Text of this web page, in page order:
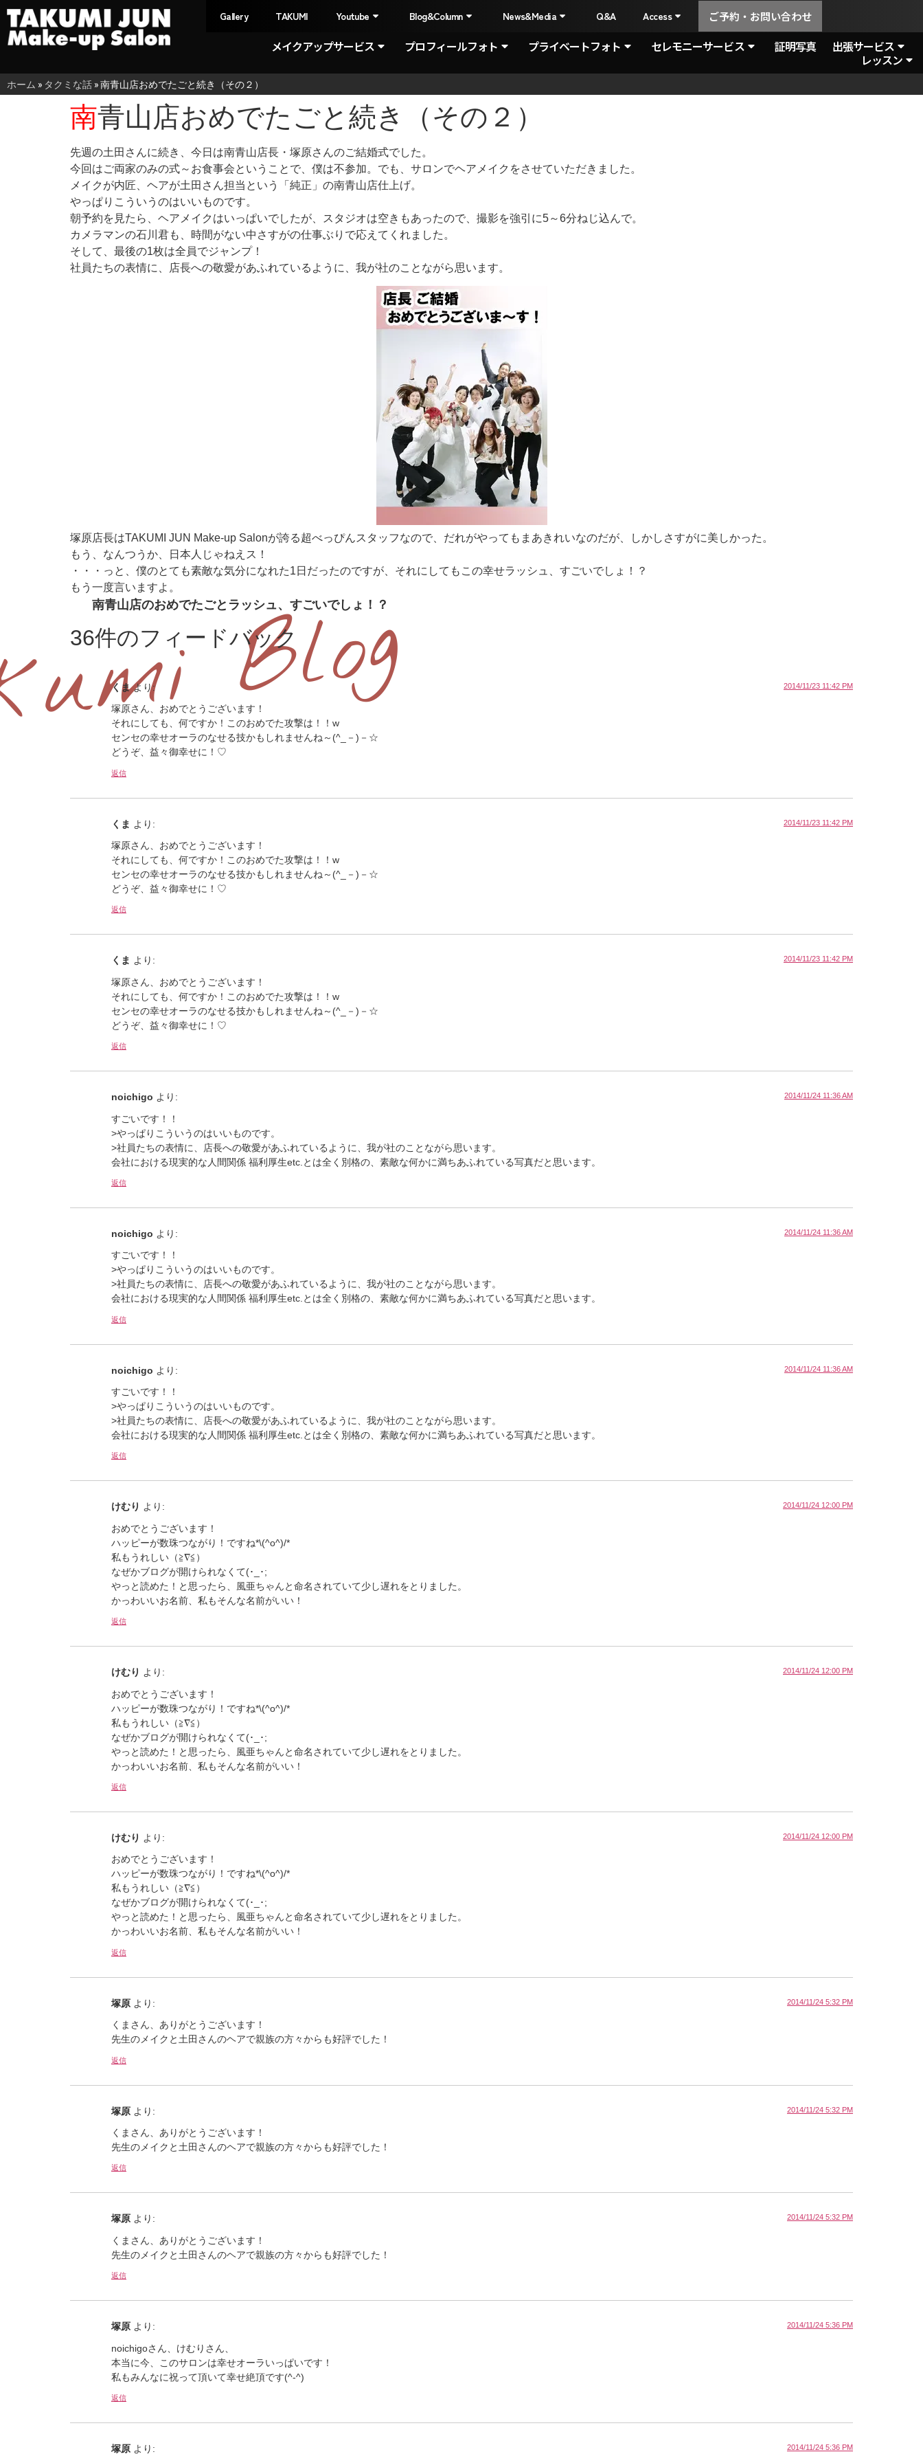
Gallery TAKUMI Youtube Blog&Column News&Media Q&A Access ご予約・お問い合わせ
メイクアップサービス プロフィールフォト プライベートフォト セレモニーサービス 証明写真
出張サービス
レッスン
ホーム » タクミな話 »南青山店おめでたごと続き（その２）
南青山店おめでたごと続き（その２）
先週の土田さんに続き、今日は南青山店長・塚原さんのご結婚式でした。
今回はご両家のみの式～お食事会ということで、僕は不参加。でも、サロンでヘアメイクをさせていただきました。
メイクが内匠、ヘアが土田さん担当という「純正」の南青山店仕上げ。
やっぱりこういうのはいいものです。
朝予約を見たら、ヘアメイクはいっぱいでしたが、スタジオは空きもあったので、撮影を強引に5～6分ねじ込んで。
カメラマンの石川君も、時間がない中さすがの仕事ぶりで応えてくれました。
そして、最後の1枚は全員でジャンプ！
社員たちの表情に、店長への敬愛があふれているように、我が社のことながら思います。
塚原店長はTAKUMI JUN Make-up Salonが誇る超べっぴんスタッフなので、だれがやってもまあきれいなのだが、しかしさすがに美しかった。
もう、なんつうか、日本人じゃねえス！
・・・っと、僕のとても素敵な気分になれた1日だったのですが、それにしてもこの幸せラッシュ、すごいでしょ！？
もう一度言いますよ。
南青山店のおめでたごとラッシュ、すごいでしょ！？
36件のフィードバック
くま より: 2014/11/23 11:42 PM
塚原さん、おめでとうございます！
それにしても、何ですか！このおめでた攻撃は！！w
センセの幸せオーラのなせる技かもしれませんね～(^_－)－☆
どうぞ、益々御幸せに！♡
返信
くま より: 2014/11/23 11:42 PM
塚原さん、おめでとうございます！
それにしても、何ですか！このおめでた攻撃は！！w
センセの幸せオーラのなせる技かもしれませんね～(^_－)－☆
どうぞ、益々御幸せに！♡
返信
くま より: 2014/11/23 11:42 PM
塚原さん、おめでとうございます！
それにしても、何ですか！このおめでた攻撃は！！w
センセの幸せオーラのなせる技かもしれませんね～(^_－)－☆
どうぞ、益々御幸せに！♡
返信
noichigo より: 2014/11/24 11:36 AM
すごいです！！
>やっぱりこういうのはいいものです。
>社員たちの表情に、店長への敬愛があふれているように、我が社のことながら思います。
会社における現実的な人間関係 福利厚生etc.とは全く別格の、素敵な何かに満ちあふれている写真だと思います。
返信
noichigo より: 2014/11/24 11:36 AM
すごいです！！
>やっぱりこういうのはいいものです。
>社員たちの表情に、店長への敬愛があふれているように、我が社のことながら思います。
会社における現実的な人間関係 福利厚生etc.とは全く別格の、素敵な何かに満ちあふれている写真だと思います。
返信
noichigo より: 2014/11/24 11:36 AM
すごいです！！
>やっぱりこういうのはいいものです。
>社員たちの表情に、店長への敬愛があふれているように、我が社のことながら思います。
会社における現実的な人間関係 福利厚生etc.とは全く別格の、素敵な何かに満ちあふれている写真だと思います。
返信
けむり より: 2014/11/24 12:00 PM
おめでとうございます！
ハッピーが数珠つながり！ですね*\(^o^)/*
私もうれしい（≧∇≦）
なぜかブログが開けられなくて(･_･;
やっと読めた！と思ったら、風亜ちゃんと命名されていて少し遅れをとりました。
かっわいいお名前、私もそんな名前がいい！
返信
けむり より: 2014/11/24 12:00 PM
おめでとうございます！
ハッピーが数珠つながり！ですね*\(^o^)/*
私もうれしい（≧∇≦）
なぜかブログが開けられなくて(･_･;
やっと読めた！と思ったら、風亜ちゃんと命名されていて少し遅れをとりました。
かっわいいお名前、私もそんな名前がいい！
返信
けむり より: 2014/11/24 12:00 PM
おめでとうございます！
ハッピーが数珠つながり！ですね*\(^o^)/*
私もうれしい（≧∇≦）
なぜかブログが開けられなくて(･_･;
やっと読めた！と思ったら、風亜ちゃんと命名されていて少し遅れをとりました。
かっわいいお名前、私もそんな名前がいい！
返信
塚原 より: 2014/11/24 5:32 PM
くまさん、ありがとうございます！
先生のメイクと土田さんのヘアで親族の方々からも好評でした！
返信
塚原 より: 2014/11/24 5:32 PM
くまさん、ありがとうございます！
先生のメイクと土田さんのヘアで親族の方々からも好評でした！
返信
塚原 より: 2014/11/24 5:32 PM
くまさん、ありがとうございます！
先生のメイクと土田さんのヘアで親族の方々からも好評でした！
返信
塚原 より: 2014/11/24 5:36 PM
noichigoさん、けむりさん、
本当に今、このサロンは幸せオーラいっぱいです！
私もみんなに祝って頂いて幸せ絶頂です(^-^)
返信
塚原 より: 2014/11/24 5:36 PM